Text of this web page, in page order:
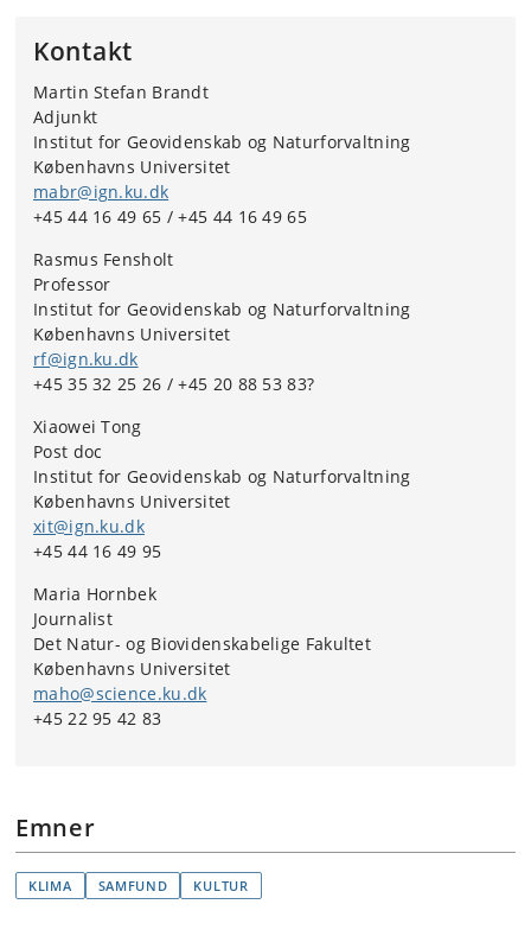
landbefolkningen.
Den videnskabelige artikel om studiet er publiceret i
tidsskriftetNature Sustainability.
Forfatterne til studiet er: Xiaoxin Zhang, Martin
Brandt, Xiaowei Tong samt Wenmin Zhang og
Naturforvaltning; Philippe Ciais fra Laboratoire des
Sciences du Climat et de l’Environnement, Frankrig;
Yuemin Yue og Kelin Wang fra Chinese Academy of
Sciences, Kina samt Xiangming Xiao fra University of
Oklahoma, USA.
Kontakt
Martin Stefan Brandt
Adjunkt
Institut for Geovidenskab og Naturforvaltning
Københavns Universitet
mabr@ign.ku.dk
+45 44 16 49 65 / +45 44 16 49 65
Rasmus Fensholt
Professor
Institut for Geovidenskab og Naturforvaltning
Københavns Universitet
rf@ign.ku.dk
+45 35 32 25 26 / +45 20 88 53 83?
Xiaowei Tong
Post doc
Institut for Geovidenskab og Naturforvaltning
Københavns Universitet
xit@ign.ku.dk
+45 44 16 49 95
Maria Hornbek
Journalist
Det Natur- og Biovidenskabelige Fakultet
Københavns Universitet
maho@science.ku.dk
+45 22 95 42 83
Emner
KLIMA SAMFUND KULTUR